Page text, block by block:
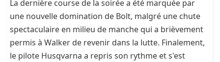
La dernière course de la soirée a été marquée par
une nouvelle domination de Bolt, malgré une chute
spectaculaire en milieu de manche qui a brièvement
permis à Walker de revenir dans la lutte. Finalement,
le pilote Husqvarna a repris son rythme et s'est